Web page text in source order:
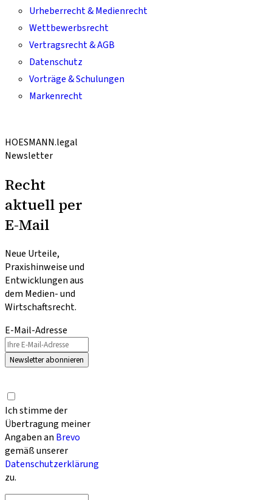
Urheberrecht & Medienrecht
Wettbewerbsrecht
Vertragsrecht & AGB
Datenschutz
Vorträge & Schulungen
Markenrecht
HOESMANN.legal
Newsletter
Recht
aktuell per
E-Mail
Neue Urteile,
Praxishinweise und
Entwicklungen aus
dem Medien- und
Wirtschaftsrecht.
E-Mail-Adresse
Newsletter abonnieren
Ich stimme der
Übertragung meiner
Angaben an Brevo
gemäß unserer
Datenschutzerklärung
zu.